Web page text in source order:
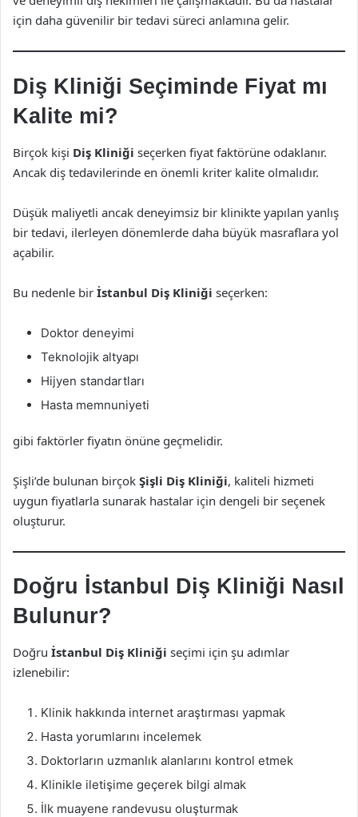
için daha güvenilir bir tedavi süreci anlamına gelir.
Diş Kliniği Seçiminde Fiyat mı
Kalite mi?
Birçok kişi Diş Kliniği seçerken fiyat faktörüne odaklanır.
Ancak diş tedavilerinde en önemli kriter kalite olmalıdır.
Düşük maliyetli ancak deneyimsiz bir klinikte yapılan yanlış
bir tedavi, ilerleyen dönemlerde daha büyük masraflara yol
açabilir.
Bu nedenle bir İstanbul Diş Kliniği seçerken:
Doktor deneyimi
Teknolojik altyapı
Hijyen standartları
Hasta memnuniyeti
gibi faktörler fiyatın önüne geçmelidir.
Şişli’de bulunan birçok Şişli Diş Kliniği, kaliteli hizmeti
uygun fiyatlarla sunarak hastalar için dengeli bir seçenek
oluşturur.
Doğru İstanbul Diş Kliniği Nasıl
Bulunur?
Doğru İstanbul Diş Kliniği seçimi için şu adımlar
izlenebilir:
Klinik hakkında internet araştırması yapmak
Hasta yorumlarını incelemek
Doktorların uzmanlık alanlarını kontrol etmek
Klinikle iletişime geçerek bilgi almak
İlk muayene randevusu oluşturmak